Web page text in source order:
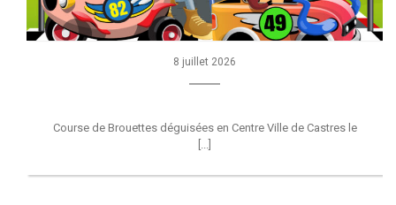
8 juillet 2026
Course de Brouettes déguisées en Centre Ville de Castres le